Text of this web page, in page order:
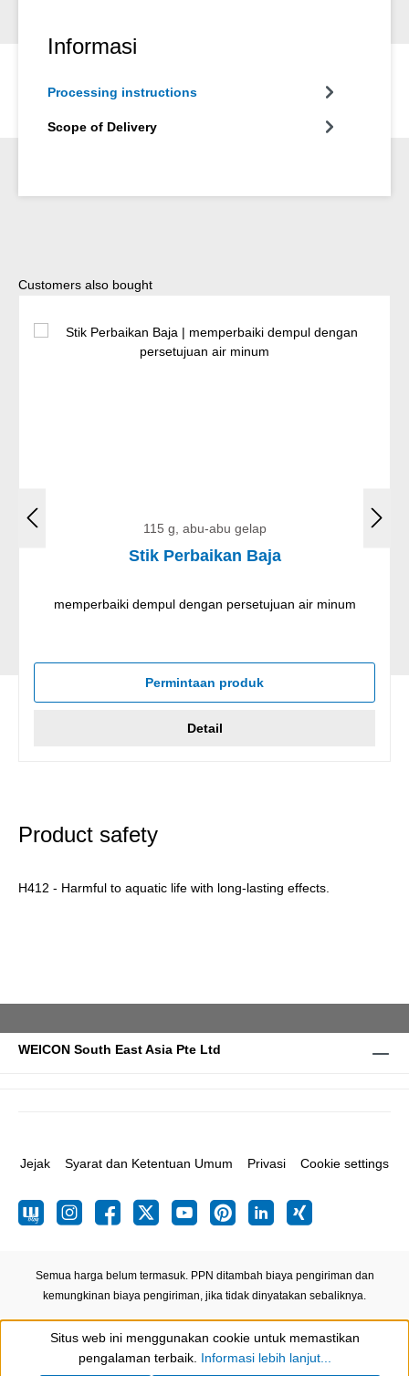
Informasi
Processing instructions
Scope of Delivery
Lewati galeri produk
Customers also bought
115 g, abu-abu gelap
Stik Perbaikan Baja
memperbaiki dempul dengan persetujuan air minum
Permintaan produk
Detail
Product safety
H412 - Harmful to aquatic life with long-lasting effects.
WEICON South East Asia Pte Ltd
Jejak Syarat dan Ketentuan Umum Privasi Cookie settings
Semua harga belum termasuk. PPN ditambah biaya pengiriman dan
kemungkinan biaya pengiriman, jika tidak dinyatakan sebaliknya.
Show toolbar
Situs web ini menggunakan cookie untuk memastikan
pengalaman terbaik. Informasi lebih lanjut...